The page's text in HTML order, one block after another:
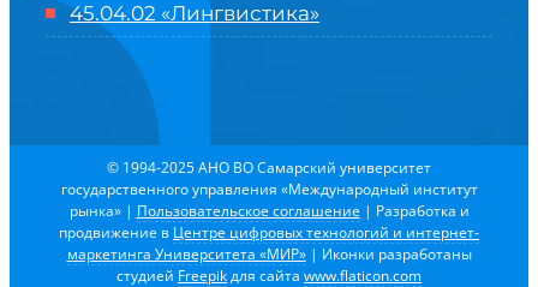
45.04.02 «Лингвистика»
© 1994-2025 АНО ВО Самарский университет
государственного управления «Международный институт
рынка» | Пользовательское соглашение | Разработка и
продвижение в Центре цифровых технологий и интернет-
маркетинга Университета «МИР»| Иконки разработаны
студией Freepikдля сайта www.flaticon.com